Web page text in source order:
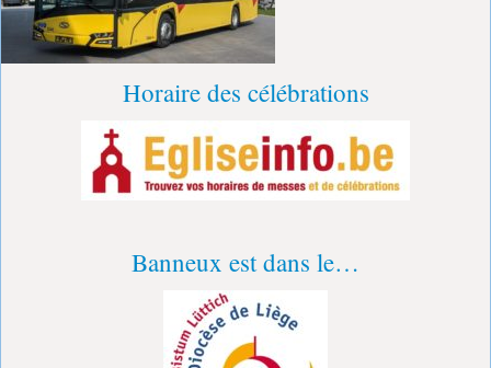
Horaire des célébrations
Banneux est dans le…